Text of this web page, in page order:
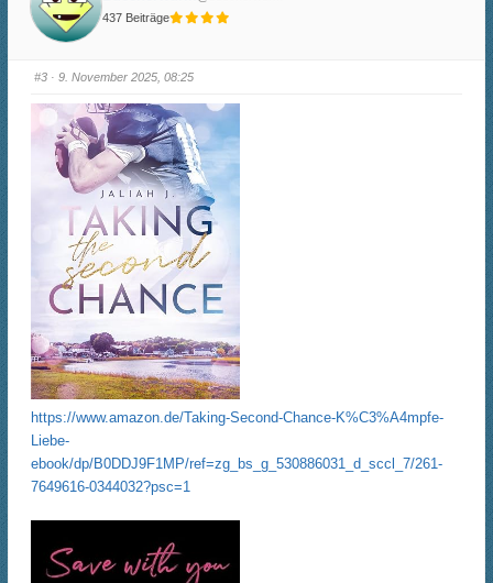
r
D
a
u
n
a
u
n
t
D
n
a
c
h
o
b
e
n
437 Beiträge
#3 · 9. November 2025, 08:25
https://www.amazon.de/Taking-Second-Chance-K%C3%A4mpfe-
Liebe-
ebook/dp/B0DDJ9F1MP/ref=zg_bs_g_530886031_d_sccl_7/261-
7649616-0344032?psc=1